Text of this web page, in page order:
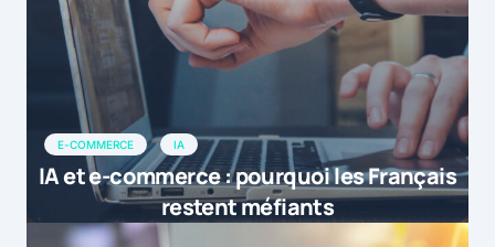
E-COMMERCE IA
IA et e-commerce : pourquoi les Français
restent méfiants